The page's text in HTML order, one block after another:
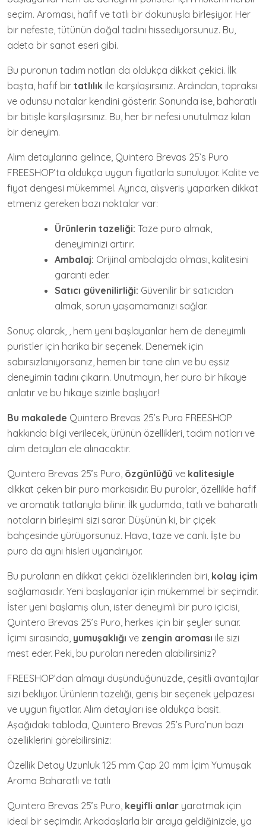
seçim. Aroması, hafif ve tatlı bir dokunuşla birleşiyor. Her
bir nefeste, tütünün doğal tadını hissediyorsunuz. Bu,
adeta bir sanat eseri gibi.
Bu puronun tadım notları da oldukça dikkat çekici. İlk
başta, hafif bir tatlılık ile karşılaşırsınız. Ardından, topraksı
ve odunsu notalar kendini gösterir. Sonunda ise, baharatlı
bir bitişle karşılaşırsınız. Bu, her bir nefesi unutulmaz kılan
bir deneyim.
Alım detaylarına gelince, Quintero Brevas 25’s Puro
FREESHOP’ta oldukça uygun fiyatlarla sunuluyor. Kalite ve
fiyat dengesi mükemmel. Ayrıca, alışveriş yaparken dikkat
etmeniz gereken bazı noktalar var:
Ürünlerin tazeliği: Taze puro almak,
deneyiminizi artırır.
Ambalaj: Orijinal ambalajda olması, kalitesini
garanti eder.
Satıcı güvenilirliği: Güvenilir bir satıcıdan
almak, sorun yaşamamanızı sağlar.
Sonuç olarak, , hem yeni başlayanlar hem de deneyimli
puristler için harika bir seçenek. Denemek için
sabırsızlanıyorsanız, hemen bir tane alın ve bu eşsiz
deneyimin tadını çıkarın. Unutmayın, her puro bir hikaye
anlatır ve bu hikaye sizinle başlıyor!
Bu makalede Quintero Brevas 25’s Puro FREESHOP
hakkında bilgi verilecek, ürünün özellikleri, tadım notları ve
alım detayları ele alınacaktır.
Quintero Brevas 25’s Puro, özgünlüğü ve kalitesiyle
dikkat çeken bir puro markasıdır. Bu purolar, özellikle hafif
ve aromatik tatlarıyla bilinir. İlk yudumda, tatlı ve baharatlı
notaların birleşimi sizi sarar. Düşünün ki, bir çiçek
bahçesinde yürüyorsunuz. Hava, taze ve canlı. İşte bu
puro da aynı hisleri uyandırıyor.
Bu puroların en dikkat çekici özelliklerinden biri, kolay içim
sağlamasıdır. Yeni başlayanlar için mükemmel bir seçimdir.
İster yeni başlamış olun, ister deneyimli bir puro içicisi,
Quintero Brevas 25’s Puro, herkes için bir şeyler sunar.
İçimi sırasında, yumuşaklığı ve zengin aroması ile sizi
mest eder. Peki, bu puroları nereden alabilirsiniz?
FREESHOP’dan almayı düşündüğünüzde, çeşitli avantajlar
sizi bekliyor. Ürünlerin tazeliği, geniş bir seçenek yelpazesi
ve uygun fiyatlar. Alım detayları ise oldukça basit.
Aşağıdaki tabloda, Quintero Brevas 25’s Puro’nun bazı
özelliklerini görebilirsiniz:
Özellik Detay Uzunluk 125 mm Çap 20 mm İçim Yumuşak
Aroma Baharatlı ve tatlı
Quintero Brevas 25’s Puro, keyifli anlar yaratmak için
ideal bir seçimdir. Arkadaşlarla bir araya geldiğinizde, ya